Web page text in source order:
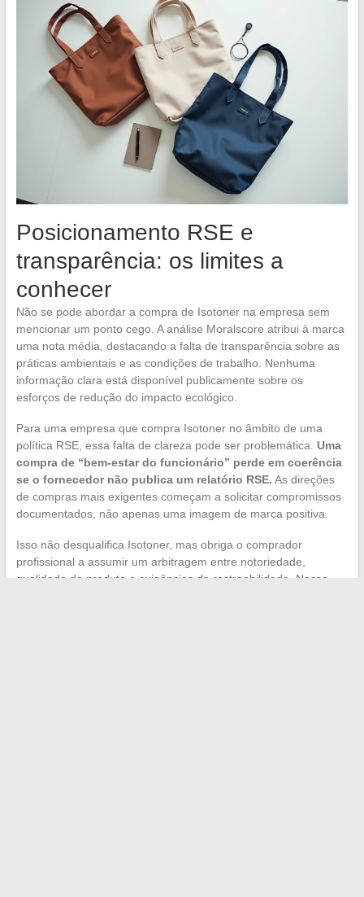
Posicionamento RSE e
transparência: os limites a
conhecer
Não se pode abordar a compra de Isotoner na empresa sem
mencionar um ponto cego. A análise Moralscore atribui à marca
uma nota média, destacando a falta de transparência sobre as
práticas ambientais e as condições de trabalho. Nenhuma
informação clara está disponível publicamente sobre os
esforços de redução do impacto ecológico.
Para uma empresa que compra Isotoner no âmbito de uma
política RSE, essa falta de clareza pode ser problemática. Uma
compra de “bem-estar do funcionário” perde em coerência
se o fornecedor não publica um relatório RSE. As direções
de compras mais exigentes começam a solicitar compromissos
documentados, não apenas uma imagem de marca positiva.
Isso não desqualifica Isotoner, mas obriga o comprador
profissional a assumir um arbitragem entre notoriedade,
qualidade do produto e exigências de rastreabilidade. Nesse